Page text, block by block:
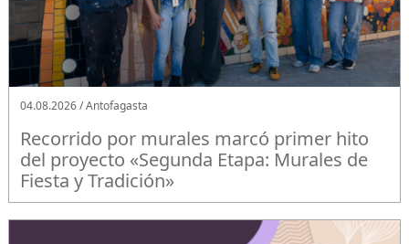
04.08.2026 / Antofagasta
Recorrido por murales marcó primer hito
del proyecto «Segunda Etapa: Murales de
Fiesta y Tradición»